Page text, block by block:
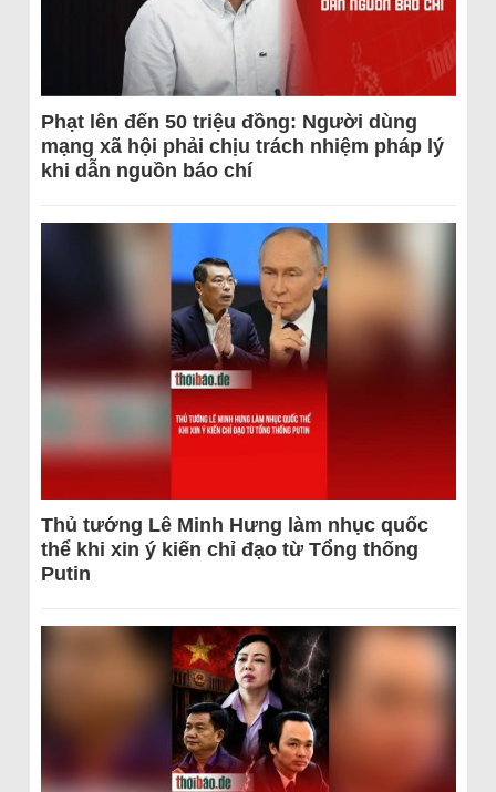
Phạt lên đến 50 triệu đồng: Người dùng
mạng xã hội phải chịu trách nhiệm pháp lý
khi dẫn nguồn báo chí
Thủ tướng Lê Minh Hưng làm nhục quốc
thể khi xin ý kiến chỉ đạo từ Tổng thống
Putin